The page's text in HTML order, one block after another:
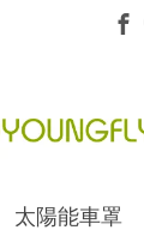
太陽能車罩